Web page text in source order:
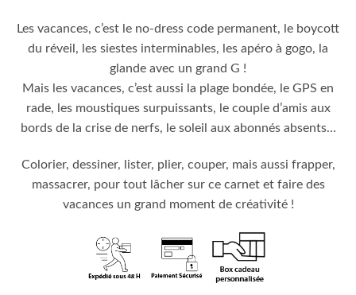
Les vacances, c’est le no-dress code permanent, le boycott
du réveil, les siestes interminables, les apéro à gogo, la
glande avec un grand G !
Mais les vacances, c’est aussi la plage bondée, le GPS en
rade, les moustiques surpuissants, le couple d’amis aux
bords de la crise de nerfs, le soleil aux abonnés absents…
Colorier, dessiner, lister, plier, couper, mais aussi frapper,
massacrer, pour tout lâcher sur ce carnet et faire des
vacances un grand moment de créativité !